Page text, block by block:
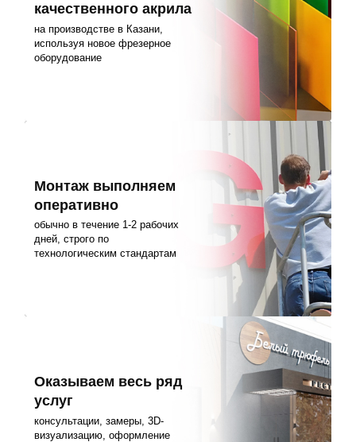
качественного акрила
на производстве в Казани,
используя новое фрезерное
оборудование
Монтаж выполняем
оперативно
обычно в течение 1-2 рабочих
дней, строго по
технологическим стандартам
Оказываем весь ряд
услуг
консультации, замеры, 3D-
визуализацию, оформление